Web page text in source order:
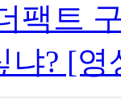
팩트
냐? [